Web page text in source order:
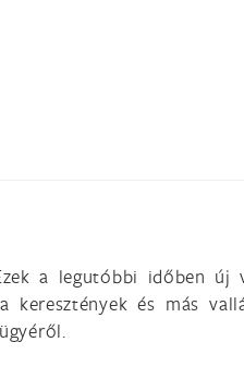
a legutóbbi időben új
keresztények és más